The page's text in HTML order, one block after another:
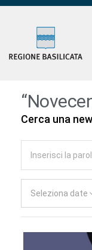
Cerca una
Seleziona date